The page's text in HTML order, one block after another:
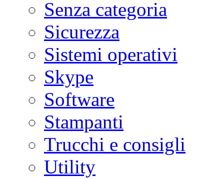
Senza categoria
Sicurezza
Sistemi operativi
Skype
Software
Stampanti
Trucchi e consigli
Utility